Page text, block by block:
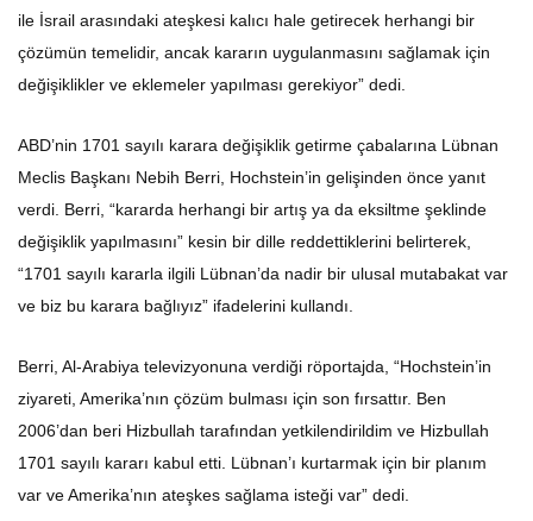
ile İsrail arasındaki ateşkesi kalıcı hale getirecek herhangi bir
çözümün temelidir, ancak kararın uygulanmasını sağlamak için
değişiklikler ve eklemeler yapılması gerekiyor” dedi.
ABD’nin 1701 sayılı karara değişiklik getirme çabalarına Lübnan
Meclis Başkanı Nebih Berri, Hochstein’in gelişinden önce yanıt
verdi. Berri, “kararda herhangi bir artış ya da eksiltme şeklinde
değişiklik yapılmasını” kesin bir dille reddettiklerini belirterek,
“1701 sayılı kararla ilgili Lübnan’da nadir bir ulusal mutabakat var
ve biz bu karara bağlıyız” ifadelerini kullandı.
Berri, Al-Arabiya televizyonuna verdiği röportajda, “Hochstein’in
ziyareti, Amerika’nın çözüm bulması için son fırsattır. Ben
2006’dan beri Hizbullah tarafından yetkilendirildim ve Hizbullah
1701 sayılı kararı kabul etti. Lübnan’ı kurtarmak için bir planım
var ve Amerika’nın ateşkes sağlama isteği var” dedi.